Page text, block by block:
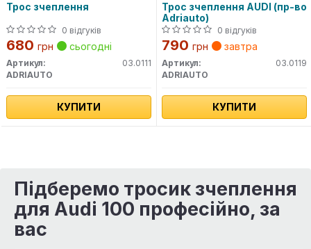
Трос зчеплення
0 відгуків
680 грн сьогодні
Артикул:
03.0111
ADRIAUTO
КУПИТИ
Трос зчеплення AUDI (пр-во
Adriauto)
0 відгуків
790 грн завтра
Артикул:
03.0119
ADRIAUTO
КУПИТИ
Підберемо тросик зчеплення
для Audi 100 професійно, за
вас